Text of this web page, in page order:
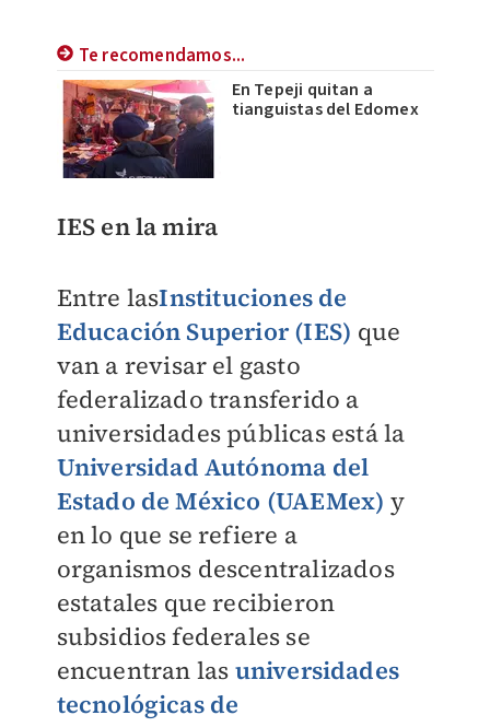
Te recomendamos...
En Tepeji quitan a
tianguistas del Edomex
IES en la mira
Entre lasInstituciones de
Educación Superior (IES) que
van a revisar el gasto
federalizado transferido a
universidades públicas está la
Universidad Autónoma del
Estado de México (UAEMex) y
en lo que se refiere a
organismos descentralizados
estatales que recibieron
subsidios federales se
encuentran las universidades
tecnológicas de